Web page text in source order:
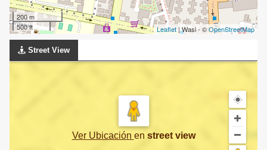
200 m
500 ft
Leaflet| Wasi - ©OpenStreetMap
Street View
Ver Ubicación en street view